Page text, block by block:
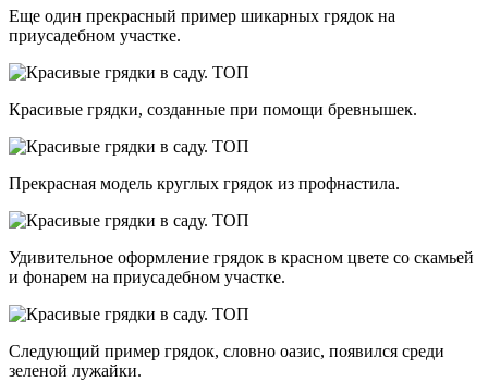
Еще один прекрасный пример шикарных грядок на
приусадебном участке.
Красивые грядки, созданные при помощи бревнышек.
Прекрасная модель круглых грядок из профнастила.
Удивительное оформление грядок в красном цвете со скамьей
и фонарем на приусадебном участке.
Следующий пример грядок, словно оазис, появился среди
зеленой лужайки.